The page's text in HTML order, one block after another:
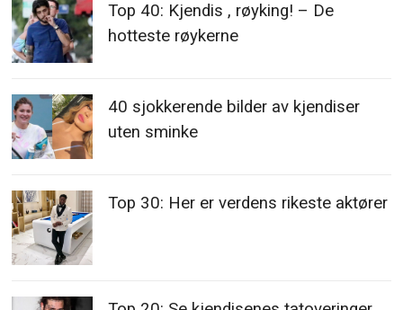
uten sminke
Top 20: Se kjendisenes tatoveringer
Top 27: Hun er verdens rikeste